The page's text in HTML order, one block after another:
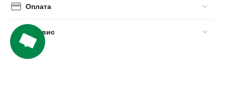
Оплата
Сервис